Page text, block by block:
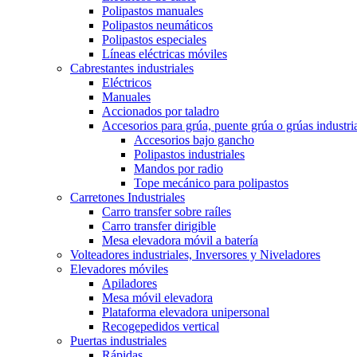
Polipastos manuales
Polipastos neumáticos
Polipastos especiales
Líneas eléctricas móviles
Cabrestantes industriales
Eléctricos
Manuales
Accionados por taladro
Accesorios para grúa, puente grúa o grúas
Accesorios bajo gancho
Polipastos industriales
Mandos por radio
Tope mecánico para polipastos
Carretones Industriales
Carro transfer sobre raíles
Carro transfer dirigible
Mesa elevadora móvil a batería
Volteadores industriales, Inversores y Niveladores
Elevadores móviles
Apiladores
Mesa móvil elevadora
Plataforma elevadora unipersonal
Recogepedidos vertical
Puertas industriales